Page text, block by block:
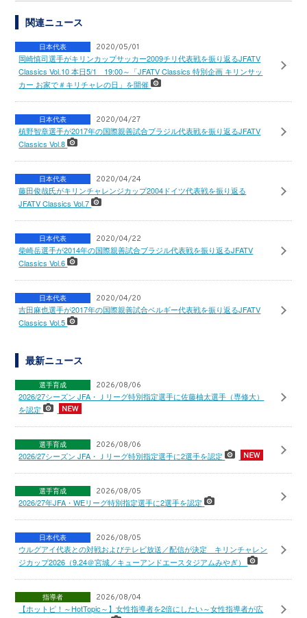
関連ニュース
日本代表 2020/05/01
岡崎慎司選手がキリンカップサッカー2009チリ代表戦を振り返るJFATV
Classics Vol.10 本日5/1 19:00～「JFATV Classics 特別企画 キリンサッ
カー お家で＃キリチャレの日」を開催
日本代表 2020/04/27
槙野智章選手が2017年の国際親善試合ブラジル代表戦を振り返るJFATV
Classics Vol.8
日本代表 2020/04/24
藤田俊哉氏がキリンチャレンジカップ2004ドイツ代表戦を振り返る
JFATV Classics Vol.7
日本代表 2020/04/22
柴崎岳選手が2014年の国際親善試合ブラジル代表戦を振り返るJFATV
Classics Vol.6
日本代表 2020/04/20
吉田麻也選手が2017年の国際親善試合ベルギー代表戦を振り返るJFATV
Classics Vol.5
最新ニュース
選手育成 2026/08/06
2026/27シーズン JFA・Ｊリーグ特別指定選手に佐藤柚太選手（専修大）
を認定
選手育成 2026/08/06
2026/27シーズン JFA・Ｊリーグ特別指定選手に2選手を認定
選手育成 2026/08/05
2026/27年JFA・WEリーグ特別指定選手に2選手を認定
日本代表 2026/08/05
ウルグアイ代表との対戦およびテレビ放送／配信が決定 キリンチャレン
ジカップ2026（9.24＠宮城／キューアンドエースタジアムみやぎ）
指導者 2026/08/04
【ホットピ！～HotTopic～】女性指導者を2倍にしたい～女性指導者が広